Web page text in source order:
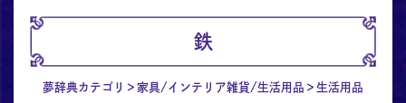
鉄
夢辞典カテゴリ 家具/インテリア雑貨/生活用品 生活用品